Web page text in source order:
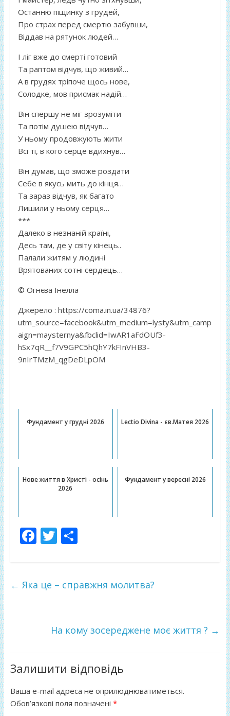
Останню піщинку з грудей,
Про страх перед смертю забувши,
Віддав на рятунок людей…
І ліг вже до смерті готовий
Та раптом відчув, що живий…
А в грудях тріпоче щось нове,
Солодке, мов присмак надій…
Він спершу не міг зрозуміти
Та потім душею відчув…
У ньому продовжують жити
Всі ті, в кого серце вдихнув…
Він думав, що зможе роздати
Себе в якусь мить до кінця…
Та зараз відчув, як багато
Лишили у ньому серця…
***
Далеко в незнаній країні,
Десь там, де у світу кінець..
Палали житям у людині
Врятованих сотні сердець…
© Огнєва Інелла
Джерело : https://coma.in.ua/34876?
utm_source=facebook&utm_medium=lysty&utm_camp
aign=maysternya&fbclid=IwAR1aFdOUf3-
hSx7qR__f7V9GPC5hQhY7kFInVHB3-
9nIrTMzM_qgDeDLpOM
Фундамент у грудні 2026 Lectio Divina - єв.Матея 2026
Нове життя в Христі - осінь
2026
Фундамент у вересні 2026
F
b
T
er
П
л
и
← Яка це – справжня молитва?
На кому зосереджене моє життя ? →
Залишити відповідь
Ваша e-mail адреса не оприлюднюватиметься.
Обов’язкові поля позначені *